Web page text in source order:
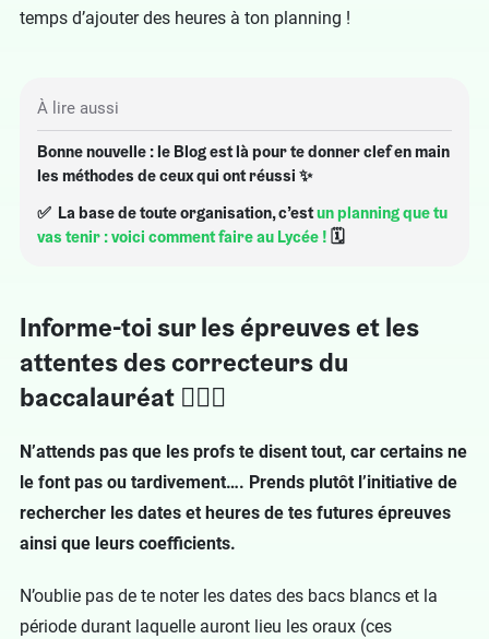
temps d’ajouter des heures à ton planning !
À lire aussi
Bonne nouvelle : le Blog est là pour te donner clef en main
les méthodes de ceux qui ont réussi ✨
✅ La base de toute organisation, c’estun planning que tu
vas tenir : voici comment faire au Lycée ! 🗓
Informe-toi sur les épreuves et les
attentes des correcteurs du
baccalauréat 🕵🏻‍♂️
N’attends pas que les profs te disent tout, car certains ne
le font pas ou tardivement…. Prends plutôt l’initiative de
rechercher les dates et heures de tes futures épreuves
ainsi que leurs coefficients.
N’oublie pas de te noter les dates des bacs blancs et la
période durant laquelle auront lieu les oraux (ces